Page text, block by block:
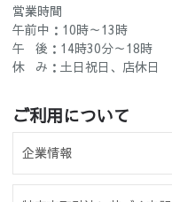
営業時間
午前中：10時～13時
午 後：14時30分～18時
休 み：土日祝日、店休日
ご利用について
企業情報